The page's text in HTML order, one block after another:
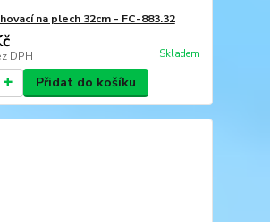
na plech 32cm - FC-883.32
DPH Skladem
Přidat do košíku